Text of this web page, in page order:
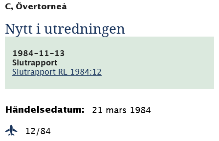
C, Övertorneå
Nytt i utredningen
1984-11-13
Slutrapport
Slutrapport RL 1984:12
3.2MB)
Händelsedatum: 21 mars 1984
12/84